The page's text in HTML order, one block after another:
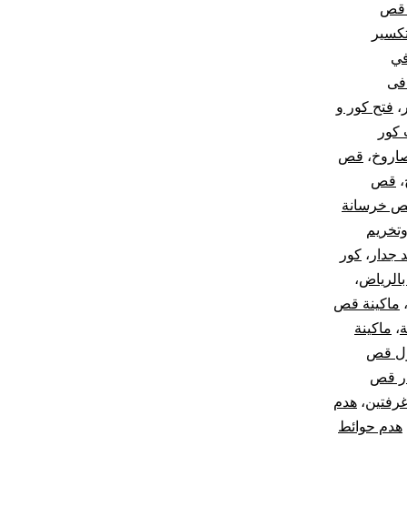
قص
، فتح كور و
كور
، قص
، قص
خرسانة
جدار ، كور
،
، ماكينة قص
، ماكينة
قص
قص
، هدم
هدم حوائط